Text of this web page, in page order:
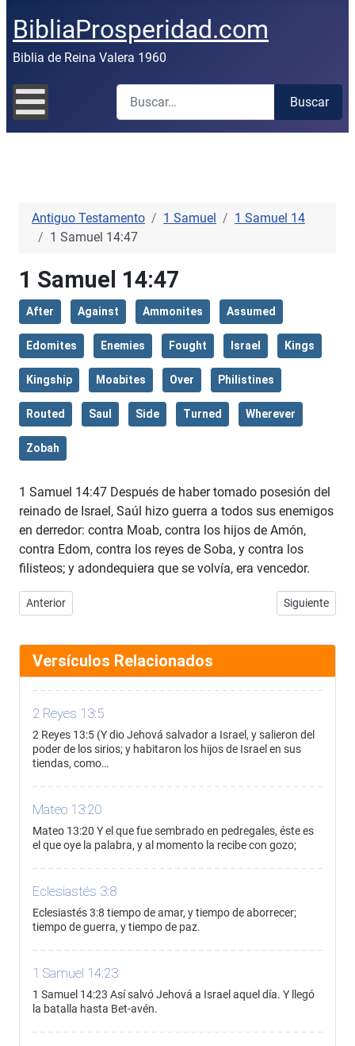
BibliaProsperidad.com
Biblia de Reina Valera 1960
Buscar
Buscar
Antiguo Testamento 1 Samuel
1 Samuel 14
1 Samuel 14:47
1 Samuel 14:47
After Against Ammonites Assumed
Edomites Enemies Fought Israel Kings
Kingship Moabites Over Philistines
Routed Saul Side Turned Wherever
Zobah
1 Samuel 14:47 Después de haber tomado posesión del
reinado de Israel, Saúl hizo guerra a todos sus enemigos
en derredor: contra Moab, contra los hijos de Amón,
contra Edom, contra los reyes de Soba, y contra los
filisteos; y adondequiera que se volvía, era vencedor.
Artículo anterior: 1 Samuel 14:46
Anterior Artículo
Siguiente
Versículos Relacionados
2 Reyes 13:5
2 Reyes 13:5 (Y dio Jehová salvador a Israel, y salieron del
poder de los sirios; y habitaron los hijos de Israel en sus
tiendas, como…
Mateo 13:20
Mateo 13:20 Y el que fue sembrado en pedregales, éste es
el que oye la palabra, y al momento la recibe con gozo;
Eclesiastés 3:8
Eclesiastés 3:8 tiempo de amar, y tiempo de aborrecer;
tiempo de guerra, y tiempo de paz.
1 Samuel 14:23
1 Samuel 14:23 Así salvó Jehová a Israel aquel día. Y llegó
la batalla hasta Bet-avén.